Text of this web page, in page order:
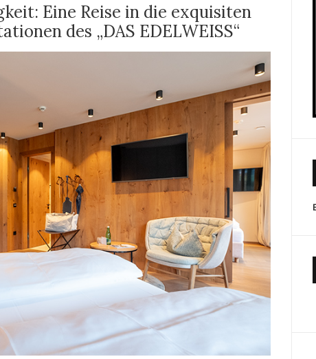
Eine Reise in die exquisiten
des „DAS EDELWEISS“